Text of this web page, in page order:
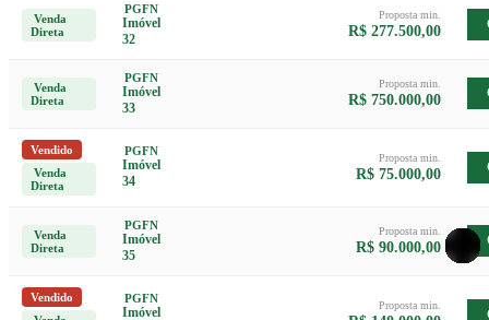
Venda
Direta
PGFN
Imóvel
32
Proposta min.
R$ 277.500,00
Venda
Direta
PGFN
Imóvel
33
Proposta min.
R$ 750.000,00
Vendido
Venda
Direta
PGFN
Imóvel
34
Proposta min.
R$ 75.000,00
Venda
Direta
PGFN
Imóvel
35
Proposta min.
R$ 90.000,00
Vendido
PGFN
Imóvel Proposta min.